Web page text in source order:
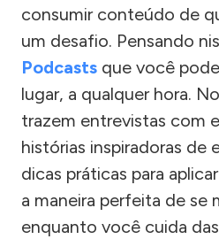
consumir conteúdo de
um desafio. Pensando
Podcasts que você
lugar, a qualquer hora.
trazem entrevistas com
histórias inspiradoras de
dicas práticas para
a maneira perfeita de se
enquanto você cuida